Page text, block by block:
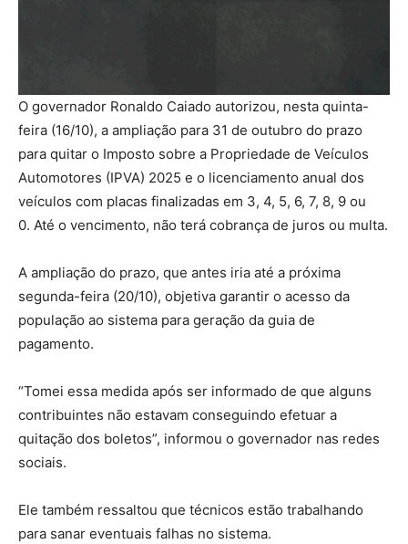
O governador Ronaldo Caiado autorizou, nesta quinta-
feira (16/10), a ampliação para 31 de outubro do prazo
para quitar o Imposto sobre a Propriedade de Veículos
Automotores (IPVA) 2025 e o licenciamento anual dos
veículos com placas finalizadas em 3, 4, 5, 6, 7, 8, 9 ou
0. Até o vencimento, não terá cobrança de juros ou multa.
A ampliação do prazo, que antes iria até a próxima
segunda-feira (20/10), objetiva garantir o acesso da
população ao sistema para geração da guia de
pagamento.
“Tomei essa medida após ser informado de que alguns
contribuintes não estavam conseguindo efetuar a
quitação dos boletos”, informou o governador nas redes
sociais.
Ele também ressaltou que técnicos estão trabalhando
para sanar eventuais falhas no sistema.